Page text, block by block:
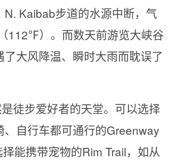
N. Kaibab步道的水源中断，气
112℉）。而数天前游览大峡谷
了大风降温、瞬时大雨而耽误了
徒步爱好者的天堂。可以选择
、自行车都可通行的Greenway
能携带宠物的Rim Trail，如从